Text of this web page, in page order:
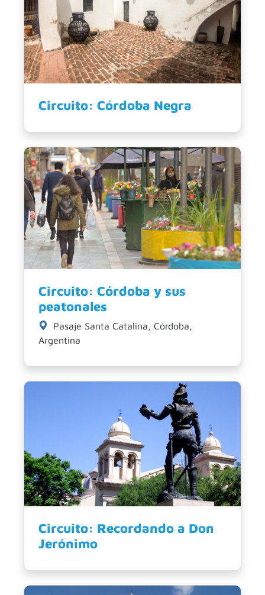
Circuito: Córdoba Negra
Circuito: Córdoba y sus
peatonales
Pasaje Santa Catalina, Córdoba,
Argentina
Circuito: Recordando a Don
Jerónimo